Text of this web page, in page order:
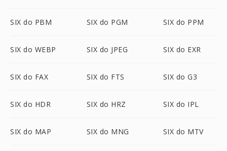
SIX do PBM SIX do PGM SIX do PPM
SIX do WEBP SIX do JPEG SIX do EXR
SIX do FAX SIX do FTS SIX do G3
SIX do HDR SIX do HRZ SIX do IPL
SIX do MAP SIX do MNG SIX do MTV